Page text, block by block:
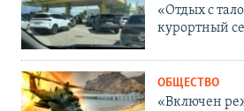
«Отдых с
курортный
ОБЩЕСТВО
«Включен